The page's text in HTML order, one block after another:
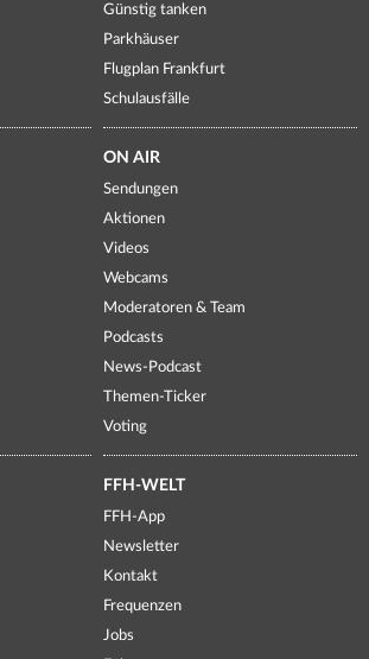
Günstig tanken
Parkhäuser
Flugplan Frankfurt
Schulausfälle
ON AIR
Sendungen
Aktionen
Videos
Webcams
Moderatoren & Team
Podcasts
News-Podcast
Themen-Ticker
Voting
FFH-WELT
FFH-App
Newsletter
Kontakt
Frequenzen
Jobs